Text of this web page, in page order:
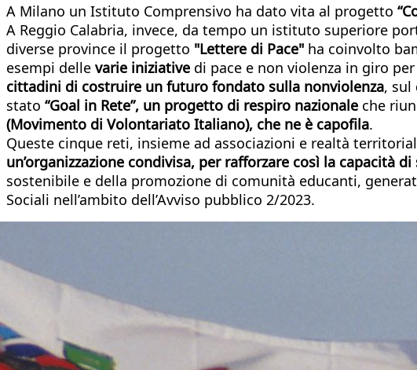
A Milano un Istituto Comprensivo ha dato vita al progetto
A Reggio Calabria, invece, da tempo un istituto superiore
diverse province il progetto "Lettere di Pace" ha coinvolto
esempi delle varie iniziative di pace e non violenza in giro
cittadini di costruire un futuro fondato sulla nonviolenza, sul
stato “Goal in Rete”, un progetto di respiro nazionale che
(Movimento di Volontariato Italiano), che ne è capofila.
Queste cinque reti, insieme ad associazioni e realtà
un’organizzazione condivisa, per rafforzare così la capacità
sostenibile e della promozione di comunità educanti,
Sociali nell’ambito dell’Avviso pubblico 2/2023.